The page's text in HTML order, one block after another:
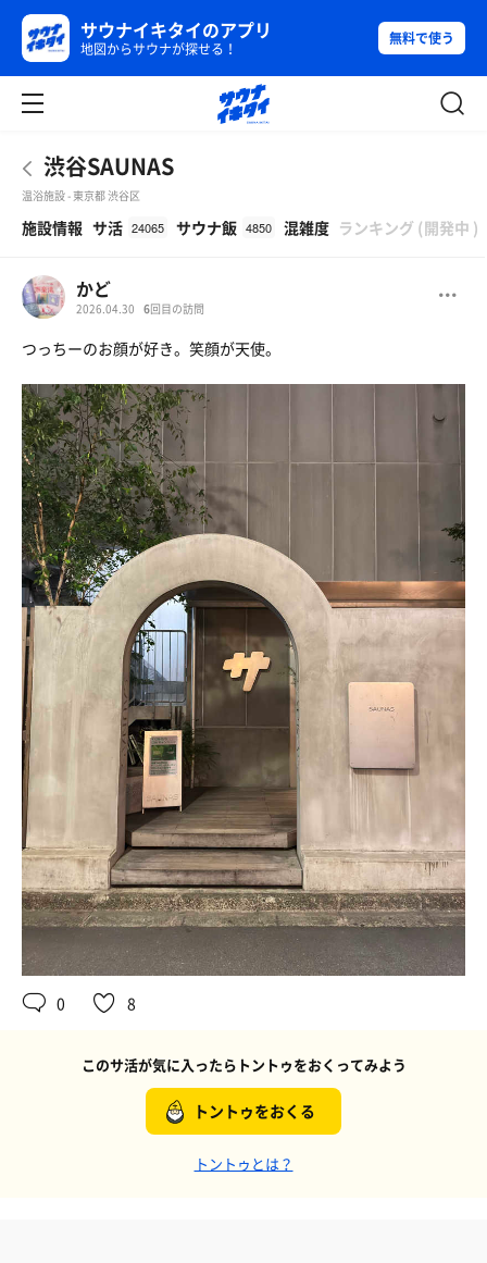
サウナイキタイのアプリ
地図からサウナが探せる！
無料で使う
渋谷SAUNAS
温浴施設 - 東京都 渋谷区
施設情報 サ活 24065 サウナ飯 4850 混雑度 ランキング (開発中 )
かど
2026.04.30 6回目の訪問
つっちーのお顔が好き。笑顔が天使。
0 8
このサ活が気に入ったらトントゥをおくってみよう
トントゥをおくる
トントゥとは？